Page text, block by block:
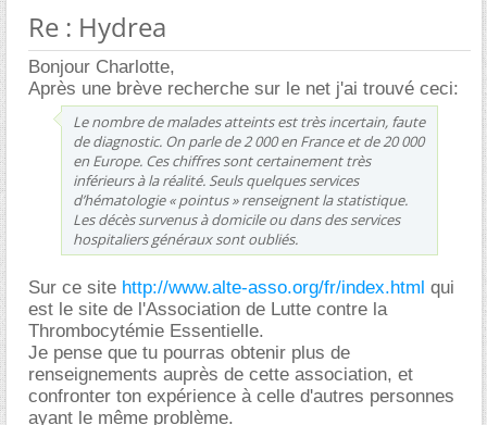
Re : Hydrea
Bonjour Charlotte,
Après une brève recherche sur le net j'ai trouvé ceci:
Le nombre de malades atteints est très incertain, faute
de diagnostic. On parle de 2 000 en France et de 20 000
en Europe. Ces chiffres sont certainement très
inférieurs à la réalité. Seuls quelques services
d’hématologie « pointus » renseignent la statistique.
Les décès survenus à domicile ou dans des services
hospitaliers généraux sont oubliés.
Sur ce site http://www.alte-asso.org/fr/index.html qui
est le site de l'Association de Lutte contre la
Thrombocytémie Essentielle.
Je pense que tu pourras obtenir plus de
renseignements auprès de cette association, et
confronter ton expérience à celle d'autres personnes
ayant le même problème.